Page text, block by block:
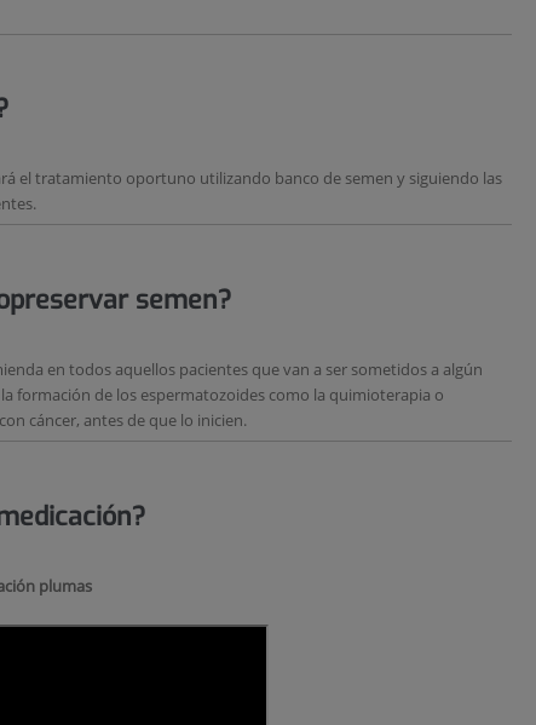
el tratamiento oportuno utilizando banco de semen y siguiendo las
semen?
en todos aquellos pacientes que van a ser sometidos a algún
formación de los espermatozoides como la quimioterapia o
cáncer, antes de que lo inicien.
plumas